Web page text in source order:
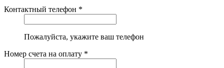
Контактный телефон *
Пожалуйста, укажите ваш телефон
Номер счета на оплату *